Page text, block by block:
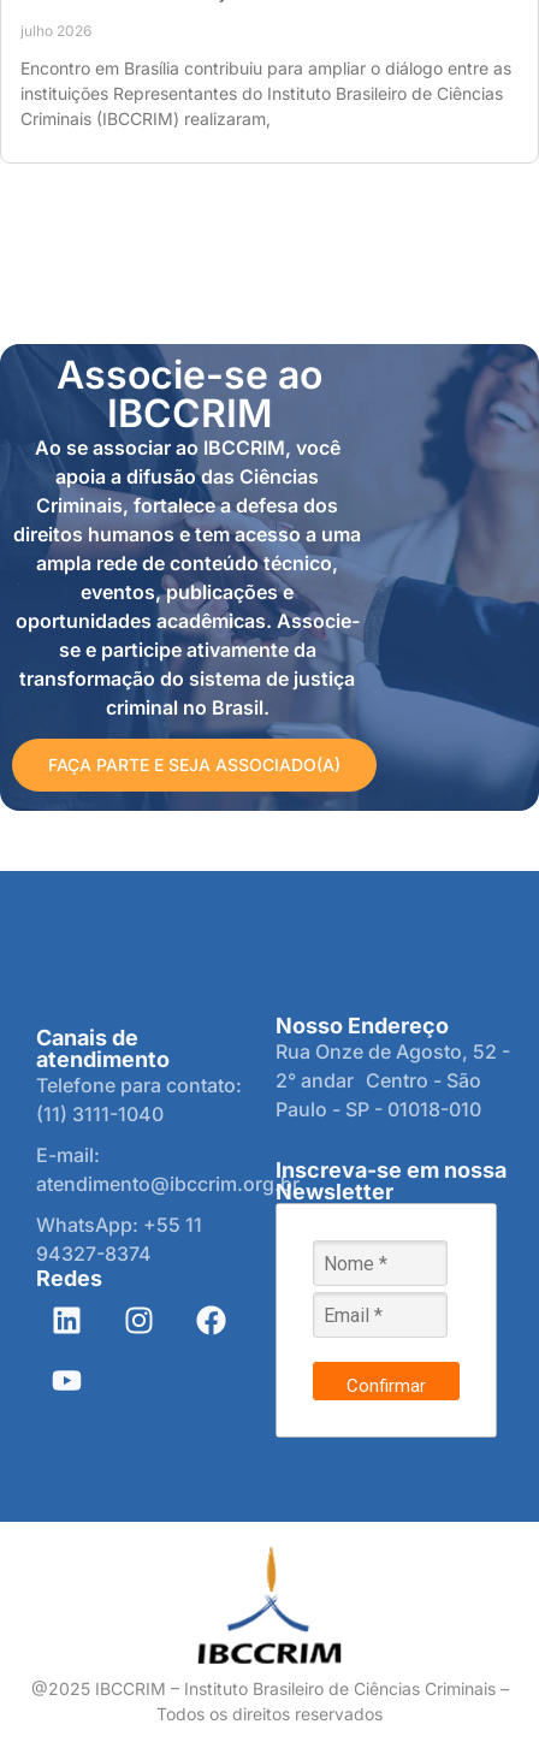
julho 2026
Encontro em Brasília contribuiu para ampliar o diálogo entre as
instituições Representantes do Instituto Brasileiro de Ciências
Criminais (IBCCRIM) realizaram,
Associe-se ao
IBCCRIM
Ao se associar ao IBCCRIM, você
apoia a difusão das Ciências
Criminais, fortalece a defesa dos
direitos humanos e tem acesso a uma
ampla rede de conteúdo técnico,
eventos, publicações e
oportunidades acadêmicas. Associe-
se e participe ativamente da
transformação do sistema de justiça
criminal no Brasil.
FAÇA PARTE E SEJA ASSOCIADO(A)
Canais de
atendimento
Telefone para contato:
(11) 3111-1040
E-mail:
atendimento@ibccrim.org.br
WhatsApp: +55 11
94327-8374
Redes
Nosso Endereço
Rua Onze de Agosto, 52 -
2° andar Centro - São
Paulo - SP - 01018-010
Inscreva-se em nossa
Newsletter
Confirmar
@2025 IBCCRIM – Instituto Brasileiro de Ciências Criminais –
Todos os direitos reservados